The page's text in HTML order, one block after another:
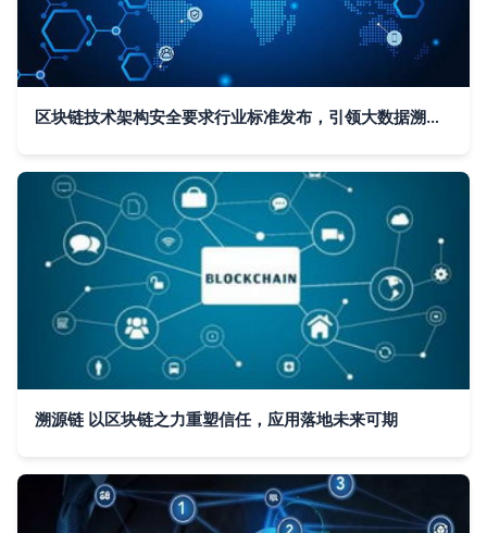
区块链技术架构安全要求行业标准发布，引领大数据溯源与信息追踪系统规范发展
溯源链 以区块链之力重塑信任，应用落地未来可期